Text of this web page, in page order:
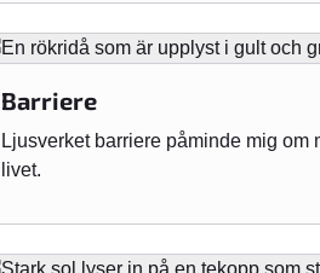
Barriere
Ljusverket barriere påminde mig
livet.